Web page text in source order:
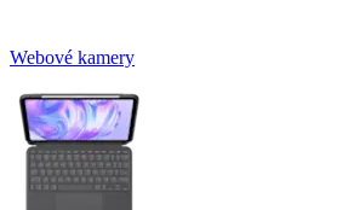
Webové kamery